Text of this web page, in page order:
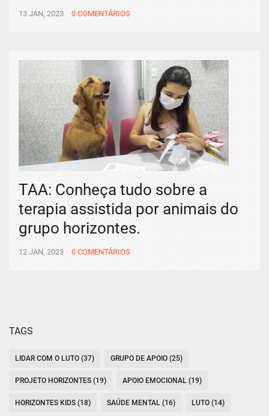
13 JAN, 2023 0 COMENTÁRIOS
TAA: Conheça tudo sobre a
terapia assistida por animais do
grupo horizontes.
12 JAN, 2023 0 COMENTÁRIOS
TAGS
LIDAR COM O LUTO (37) GRUPO DE APOIO (25)
PROJETO HORIZONTES (19) APOIO EMOCIONAL (19)
HORIZONTES KIDS (18) SAÚDE MENTAL (16) LUTO (14)